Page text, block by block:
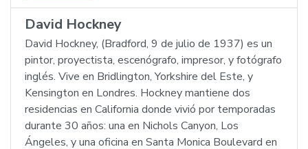
David Hockney
David Hockney, (Bradford, 9 de julio de 1937) es un
pintor, proyectista, escenógrafo, impresor, y fotógrafo
inglés. Vive en Bridlington, Yorkshire del Este, y
Kensington en Londres. Hockney mantiene dos
residencias en California donde vivió por temporadas
durante 30 años: una en Nichols Canyon, Los
Ángeles, y una oficina en Santa Monica Boulevard en